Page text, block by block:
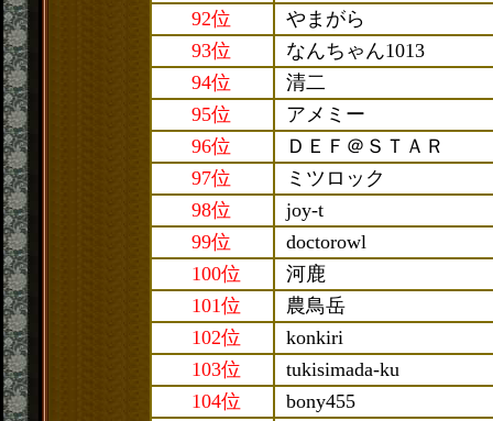
92位
やまがら
93位
なんちゃん1013
94位
清二
95位
アメミー
96位
ＤＥＦ＠ＳＴＡＲ
97位
ミツロック
98位
joy-t
99位
doctorowl
100位
河鹿
101位
農鳥岳
102位
konkiri
103位
tukisimada-ku
104位
bony455